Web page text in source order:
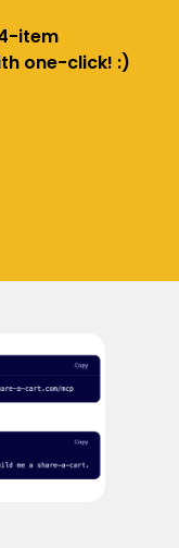
item
one-click! :)